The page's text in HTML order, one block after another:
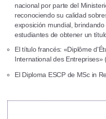
nacional por parte del
reconociendo su calidad
exposición mundial,
estudiantes de obtener un
El título francés: «Diplôme
International des Entreprises»
El Diploma ESCP de MSc in